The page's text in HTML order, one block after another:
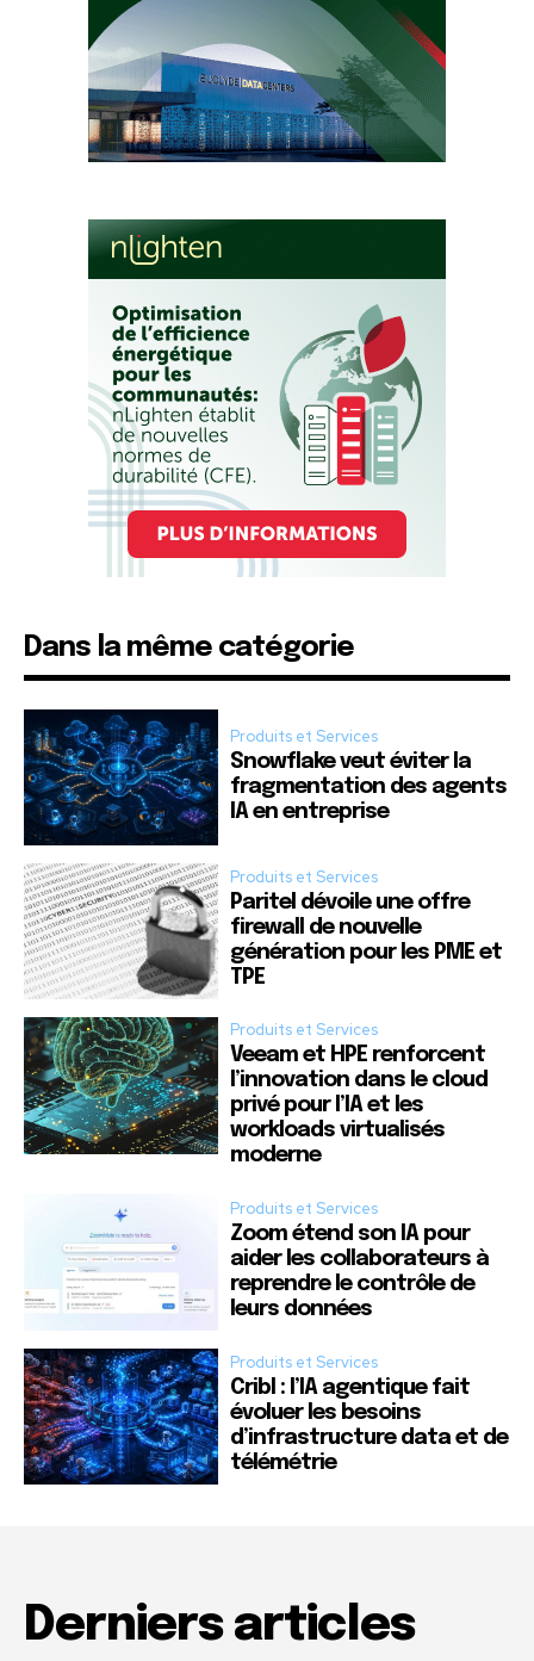
Dans la même catégorie
Produits et Services
Snowflake veut éviter la
fragmentation des agents
IA en entreprise
Produits et Services
Paritel dévoile une offre
firewall de nouvelle
génération pour les PME et
TPE
Produits et Services
Veeam et HPE renforcent
l’innovation dans le cloud
privé pour l’IA et les
workloads virtualisés
moderne
Produits et Services
Zoom étend son IA pour
aider les collaborateurs à
reprendre le contrôle de
leurs données
Produits et Services
Cribl : l’IA agentique fait
évoluer les besoins
d’infrastructure data et de
télémétrie
Derniers articles